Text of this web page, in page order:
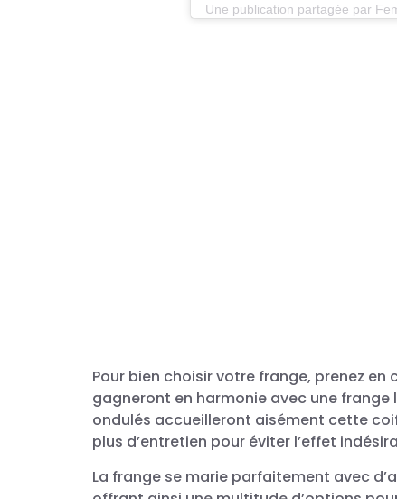
Pour bien choisir votre frange, prenez
gagneront en harmonie avec une frange
ondulés accueilleront aisément cette
plus d’entretien pour éviter l’effet
La frange se marie parfaitement avec